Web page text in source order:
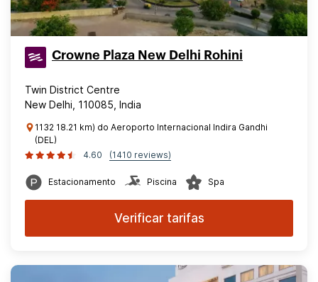
Crowne Plaza New Delhi Rohini
Twin District Centre
New Delhi, 110085, India
1132 18.21 km) do Aeroporto Internacional Indira Gandhi
(DEL)
4.60
(1410 reviews)
Estacionamento Piscina Spa
Verificar tarifas